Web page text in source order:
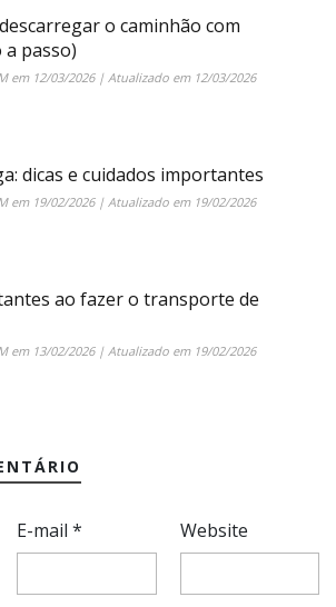
o caminhão com
passo)
em 12/03/2026| Atualizado em 12/03/2026
dicas e cuidados importantes
em 19/02/2026| Atualizado em 19/02/2026
ao fazer o transporte de
em 13/02/2026| Atualizado em 19/02/2026
E-mail* Website